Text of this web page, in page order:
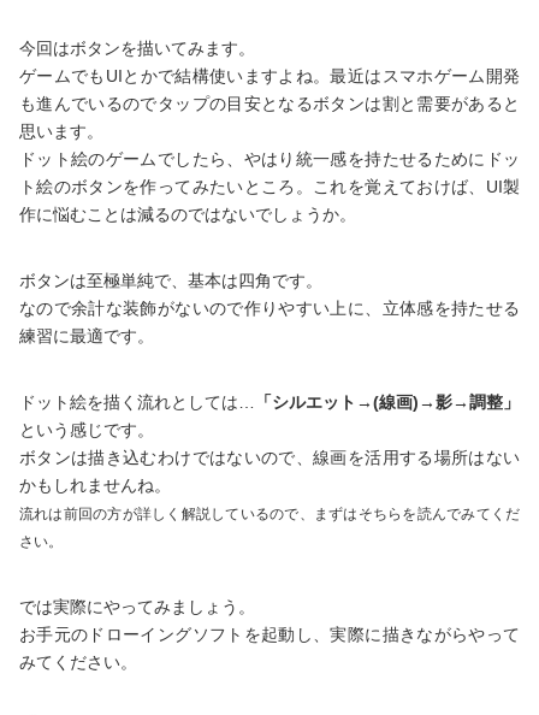
今回はボタンを描いてみます。
ゲームでもUIとかで結構使いますよね。最近はスマホゲーム開発
も進んでいるのでタップの目安となるボタンは割と需要があると
思います。
ドット絵のゲームでしたら、やはり統一感を持たせるためにドッ
ト絵のボタンを作ってみたいところ。これを覚えておけば、UI製
作に悩むことは減るのではないでしょうか。
ボタンは至極単純で、基本は四角です。
なので余計な装飾がないので作りやすい上に、立体感を持たせる
練習に最適です。
ドット絵を描く流れとしては…
「シルエット→(線画)→影→調整」
という感じです。
ボタンは描き込むわけではないので、線画を活用する場所はない
かもしれませんね。
流れは前回の方が詳しく解説しているので、まずはそちらを読んでみてくだ
さい。
では実際にやってみましょう。
お手元のドローイングソフトを起動し、実際に描きながらやって
みてください。